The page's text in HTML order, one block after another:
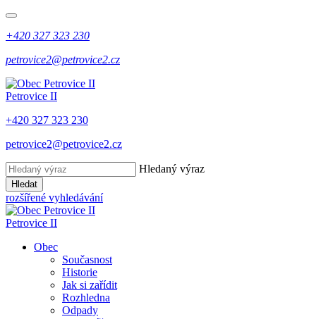
+420 327 323 230
petrovice2@petrovice2.cz
Petrovice II
+420 327 323 230
petrovice2@petrovice2.cz
Hledaný výraz
Hledat
rozšířené vyhledávání
Petrovice II
Obec
Současnost
Historie
Jak si zařídit
Rozhledna
Odpady